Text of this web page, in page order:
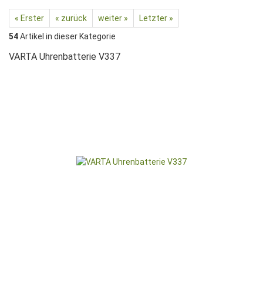
« Erster « zurück weiter »
Letzter »
54Artikel in dieser Kategorie
VARTA Uhrenbatterie V337